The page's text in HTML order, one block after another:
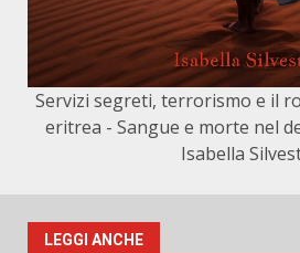
Servizi segreti, terrorismo e il
eritrea - Sangue e morte nel
Isabella
LEGGI ANCHE